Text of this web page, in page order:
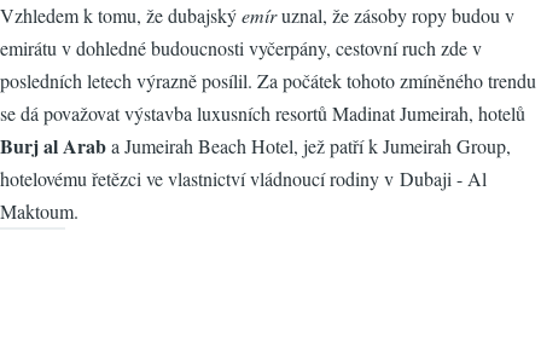
Vzhledem k tomu, že dubajskýemíruznal, že zásoby ropy budou v
emirátu v dohledné budoucnosti vyčerpány, cestovní ruch zde v
posledních letech výrazně posílil. Za počátek tohoto zmíněného trendu
se dá považovat výstavba luxusních resortů Madinat Jumeirah, hotelů
Burj al Araba Jumeirah Beach Hotel, jež patří k Jumeirah Group,
hotelovému řetězci ve vlastnictví vládnoucí rodiny v Dubaji - Al
Maktoum.